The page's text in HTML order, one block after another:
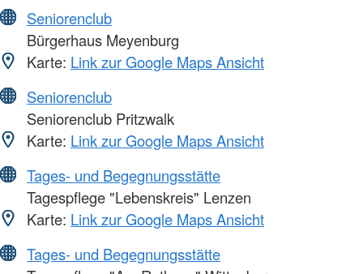
Seniorenclub
Bürgerhaus Meyenburg
Karte: Link zur Google Maps Ansicht
Seniorenclub
Seniorenclub Pritzwalk
Karte: Link zur Google Maps Ansicht
Tages- und Begegnungsstätte
Tagespflege "Lebenskreis" Lenzen
Karte: Link zur Google Maps Ansicht
Tages- und Begegnungsstätte